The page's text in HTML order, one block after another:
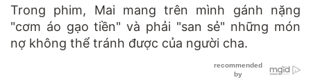
Trong phim, Mai mang trên mình gánh nặng
"cơm áo gạo tiền" và phải "san sẻ" những món
nợ không thể tránh được của người cha.